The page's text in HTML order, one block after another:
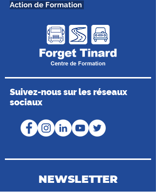
Action de Formation
Suivez-nous sur les réseaux
sociaux
NEWSLETTER